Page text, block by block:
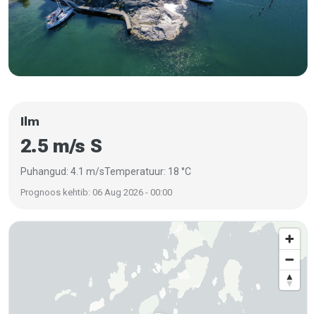
Ilm
2.5 m/s S
Puhangud: 4.1 m/sTemperatuur: 18 °C
Prognoos kehtib: 06 Aug 2026 - 00:00